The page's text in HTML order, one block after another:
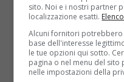
sito. Noi e i nostri partner
localizzazione esatti.
Alcuni fornitori
base dell'interesse
le tue opzioni qui sotto.
pagina o nel menu del sito
nelle impostazioni della